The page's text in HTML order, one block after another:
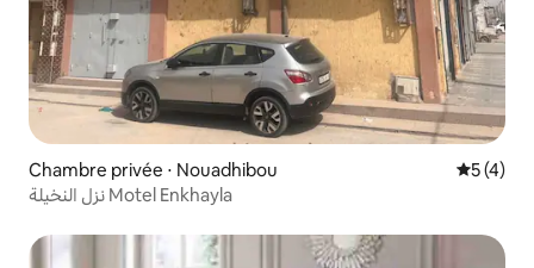
Chambre privée ⋅ Nouadhibou
5 (4)
نزل النخيلة Motel Enkhayla